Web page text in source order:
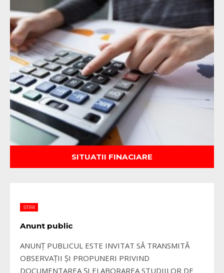
SITUATII FINACIARE
STIRI
Anunt public
ANUNȚ PUBLICUL ESTE INVITAT SĂ TRANSMITĂ
OBSERVAŢII ŞI PROPUNERI PRIVIND
DOCUMENTAREA ȘI ELABORAREA STUDIILOR DE